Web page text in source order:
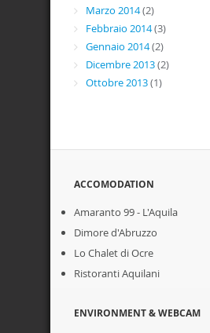
Marzo 2014(2)
Febbraio 2014(3)
Gennaio 2014(2)
Dicembre 2013(2)
Ottobre 2013(1)
ACCOMODATION
Amaranto 99 - L'Aquila
Dimore d'Abruzzo
Lo Chalet di Ocre
Ristoranti Aquilani
ENVIRONMENT & WEBCAM